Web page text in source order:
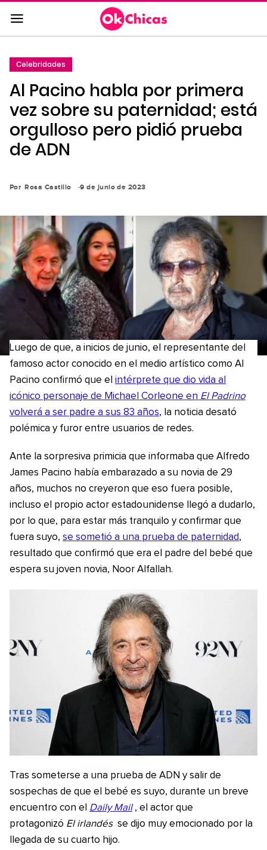
Saltar
al
contenido
a
la
navegación
principal
Celebridades
Al Pacino habla por primera
vez sobre su paternidad; está
orgulloso pero pidió prueba
de ADN
Por Rosa Castillo 9 de junio de 2023
Luego de que, a inicios de junio, el representante del
famoso actor conocido en el medio artístico como Al
Pacino confirmó que el intérprete que dio vida al
icónico personaje de Michael Corleone en El Padrino
volverá a ser padre a sus 83 años, la noticia desató
polémica y furor entre usuarios de redes.
Ante la sorpresiva primicia que informaba que Alfredo
James Pacino había embarazado a su novia de 29
años, muchos no creyeron que eso fuera posible,
incluso el propio actor estadounidense llegó a dudarlo,
por lo que, para estar más tranquilo y confirmar que
fuera suyo, se sometió a una prueba de paternidad,
resultado que confirmó que era el padre del bebé que
espera su joven novia, Noor Alfallah.
Tras someterse a una prueba de ADN y salir de
sospechas de que el bebé es suyo, durante un breve
encuentro con el Daily Mail , el actor que
protagonizó El irlandés se dijo muy emocionado por la
llegada de su cuarto hijo.